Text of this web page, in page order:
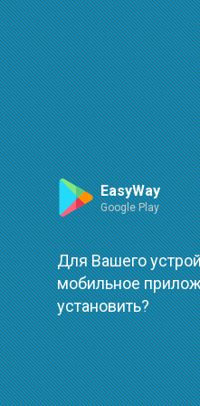
Маршрут
Произошла
EasyWay
Google Play
Для Вашего
мобильное
установить?